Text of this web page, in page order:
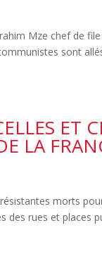
Mze chef de
sont
ET
LA
morts
des rues et places